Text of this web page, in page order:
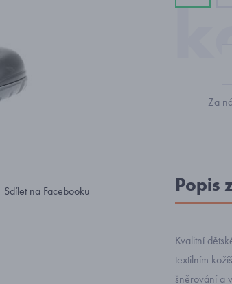
Sdílet na Facebooku
Za
Popis
Kvalitní
textilním
šněrování a